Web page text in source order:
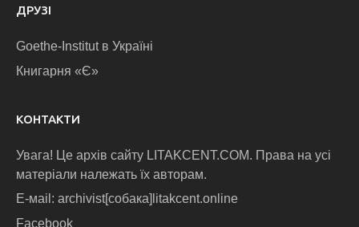
ДРУЗІ
Goethe-Institut в Україні
Книгарня «Є»
КОНТАКТИ
Увага! Це архів сайту LITAKCENT.COM. Права на усі
матеріали належать їх авторам.
E-маіl: archivist[собака]litakcent.online
Facebook